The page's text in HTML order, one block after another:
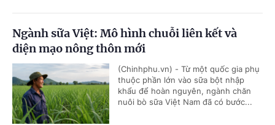
Ngành sữa Việt: Mô hình chuỗi liên kết và
diện mạo nông thôn mới
(Chinhphu.vn) - Từ một quốc gia phụ
thuộc phần lớn vào sữa bột nhập
khẩu để hoàn nguyên, ngành chăn
nuôi bò sữa Việt Nam đã có bước...